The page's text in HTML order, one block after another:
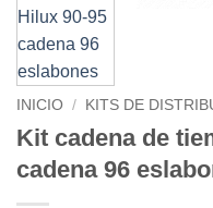
INICIO / KITS DE
Kit cadena de
cadena 96